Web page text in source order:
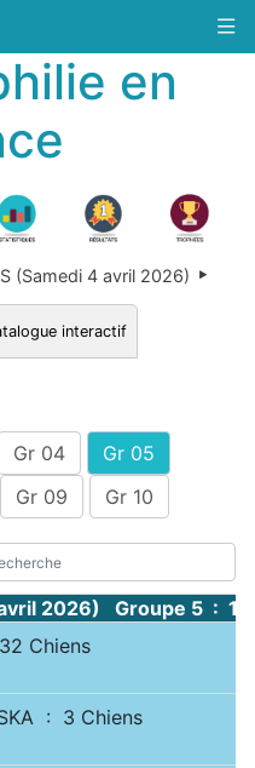
en
(Samedi 4 avril 2026)
interactif
Gr 04
Gr 05
Gr 09 Gr 10
avril 2026) Groupe 5 :
Chiens
: 3 Chiens